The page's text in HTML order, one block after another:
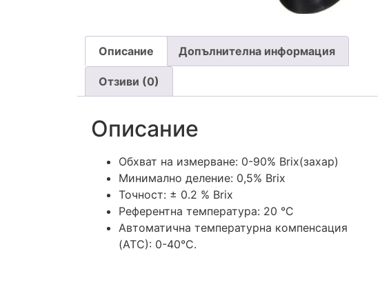
Описание Допълнителна информация
Отзиви (0)
Описание
Обхват на измерване: 0-90% Brix(захар)
Минимално деление: 0,5% Brix
Точност: ± 0.2 % Brix
Референтна температура: 20 °C
Автоматична температурна компенсация
(ATC): 0-40°C.